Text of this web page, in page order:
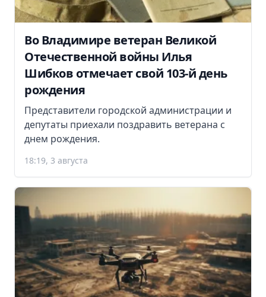
Во Владимире ветеран Великой
Отечественной войны Илья
Шибков отмечает свой 103-й день
рождения
Представители городской администрации и
депутаты приехали поздравить ветерана с
днем рождения.
18:19, 3 августа